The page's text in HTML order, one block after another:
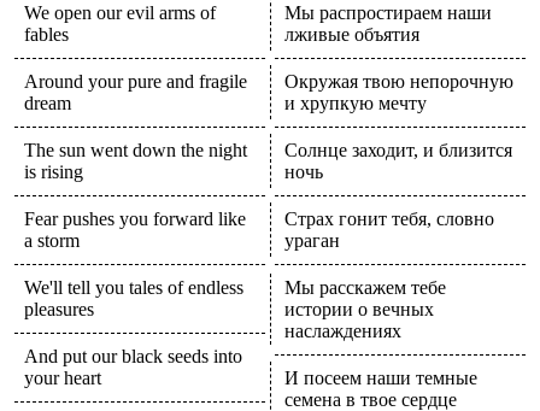
We open our evil arms of
fables
Around your pure and fragile
dream
The sun went down the night
is rising
Fear pushes you forward like
a storm
We'll tell you tales of endless
pleasures
And put our black seeds into
your heart
Мы распростираем наши
лживые объятия
Окружая твою непорочную
и хрупкую мечту
Солнце заходит, и близится
ночь
Страх гонит тебя, словно
ураган
Мы расскажем тебе
истории о вечных
наслаждениях
И посеем наши темные
семена в твое сердце